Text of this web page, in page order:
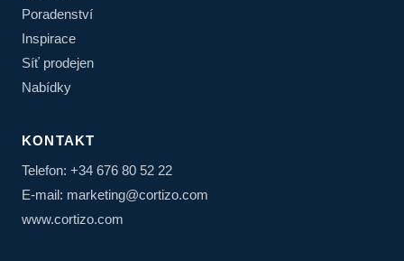
Poradenství
Inspirace
Síť prodejen
Nabídky
KONTAKT
Telefon: +34 676 80 52 22
E-mail: marketing@cortizo.com
www.cortizo.com